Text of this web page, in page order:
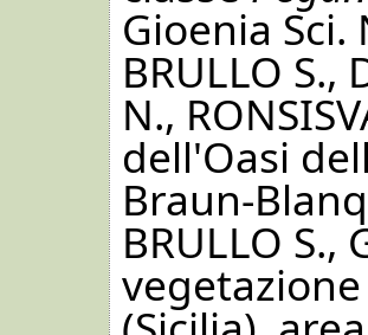
Gioenia Sci.
BRULLO S.,
N.,
dell'Oasi
Braun-
BRULLO S.,